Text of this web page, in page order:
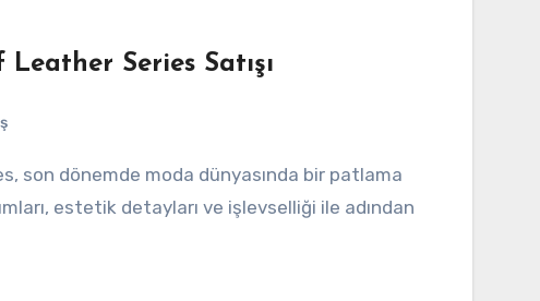
Series Satışı
estetik detayları ve işlevselliği ile adından